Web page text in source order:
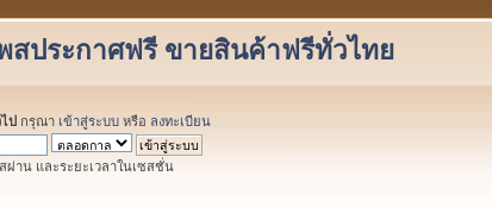
สประกาศฟรี ขายสินค้าฟรีทั่วไทย
ป กรุณา เข้าสู่ระบบ หรือ ลงทะเบียน
ผ่าน และระยะเวลาในเซสชั่น